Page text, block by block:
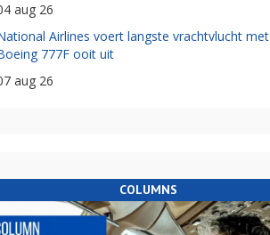
aug 26
Airlines voert langste vrachtvlucht met
777F ooit uit
aug 26
COLUMNS